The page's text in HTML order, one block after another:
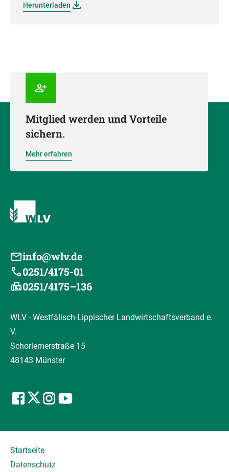
Herunterladen
Mitglied werden und Vorteile
sichern.
Mehr erfahren
info@wlv.de
0251/4175-01
0251/4175–136
WLV - Westfälisch-Lippischer Landwirtschaftsverband e.
V.
Schorlemerstraße 15
48143 Münster
Startseite
Datenschutz